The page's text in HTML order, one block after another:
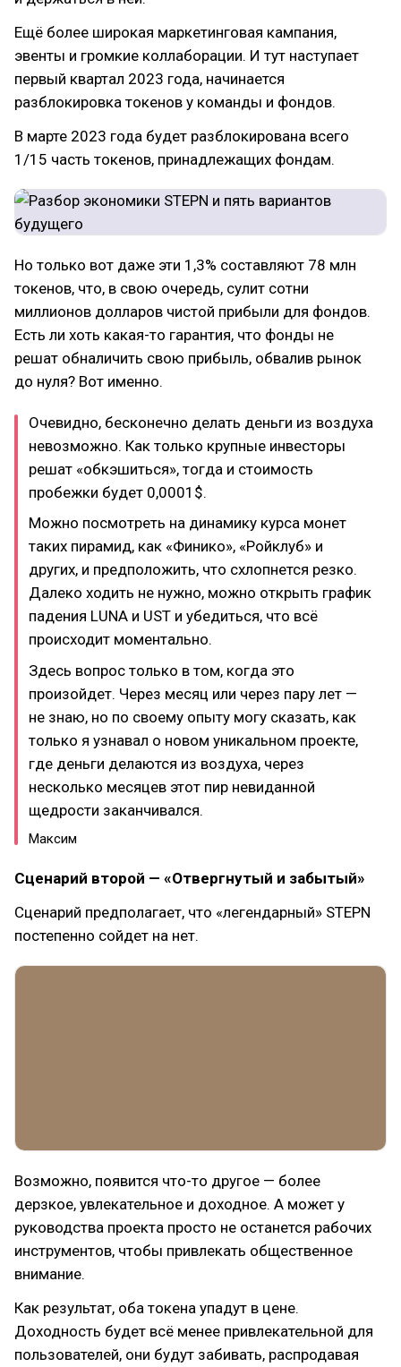
Ещё более широкая маркетинговая кампания,
эвенты и громкие коллаборации. И тут наступает
первый квартал 2023 года, начинается
разблокировка токенов у команды и фондов.
В марте 2023 года будет разблокирована всего
1/15 часть токенов, принадлежащих фондам.
Но только вот даже эти 1,3% составляют 78 млн
токенов, что, в свою очередь, сулит сотни
миллионов долларов чистой прибыли для фондов.
Есть ли хоть какая-то гарантия, что фонды не
решат обналичить свою прибыль, обвалив рынок
до нуля? Вот именно.
Очевидно, бесконечно делать деньги из воздуха
невозможно. Как только крупные инвесторы
решат «обкэшиться», тогда и стоимость
пробежки будет 0,0001$.
Можно посмотреть на динамику курса монет
таких пирамид, как «Финико», «Ройклуб» и
других, и предположить, что схлопнется резко.
Далеко ходить не нужно, можно открыть график
падения LUNA и UST и убедиться, что всё
происходит моментально.
Здесь вопрос только в том, когда это
произойдет. Через месяц или через пару лет —
не знаю, но по своему опыту могу сказать, как
только я узнавал о новом уникальном проекте,
где деньги делаются из воздуха, через
несколько месяцев этот пир невиданной
щедрости заканчивался.
Максим
Сценарий второй — «Отвергнутый и забытый»
Сценарий предполагает, что «легендарный» STEPN
постепенно сойдет на нет.
Возможно, появится что-то другое — более
дерзкое, увлекательное и доходное. А может у
руководства проекта просто не останется рабочих
инструментов, чтобы привлекать общественное
внимание.
Как результат, оба токена упадут в цене.
Доходность будет всё менее привлекательной для
пользователей, они будут забивать, распродавая